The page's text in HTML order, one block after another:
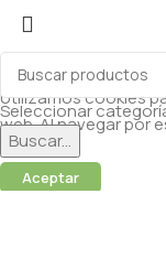
Seleccionar
Buscar...
Utilizamos cookies
web. Al navegar por
cookies.
Aceptar